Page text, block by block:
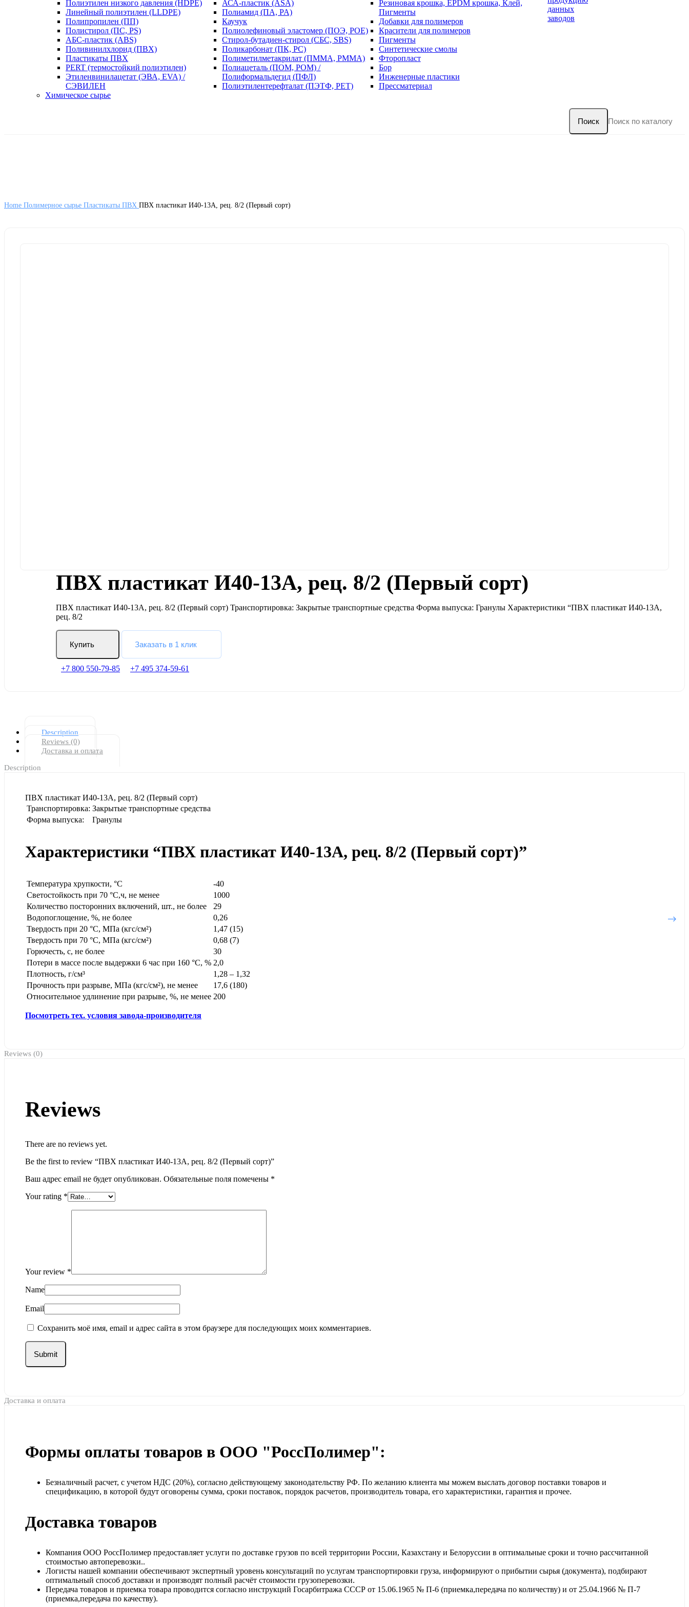
Полиэтилен низкого давления (HDPE)
Линейный полиэтилен (LLDPE)
Полипропилен (ПП)
Полистирол (ПС, PS)
АБС-пластик (ABS)
Поливинилхлорид (ПВХ)
Пластикаты ПВХ
PERT (термостойкий полиэтилен)
Этиленвинилацетат (ЭВА, EVA) /
СЭВИЛЕН
АСА-пластик (ASA)
Полиамид (ПА, PA)
Каучук
Полиолефиновый эластомер (ПОЭ, POE)
Стирол-бутадиен-стирол (СБС, SBS)
Поликарбонат (ПК, PC)
Полиметилметакрилат (ПММА, PMMA)
Полиацеталь (ПОМ, POM) /
Полиформальдегид (ПФЛ)
Полиэтилентерефталат (ПЭТФ, PET)
Резиновая крошка, EPDM крошка, Клей,
Пигменты
Добавки для полимеров
Красители для полимеров
Пигменты
Синтетические смолы
Фторопласт
Бор
Инженерные пластики
Прессматериал
Химическое сырье
данных
заводов
Поиск
Home Полимерное сырье Пластикаты ПВХ ПВХ пластикат И40-13А, рец. 8/2 (Первый сорт)
ПВХ пластикат И40-13А, рец. 8/2 (Первый сорт)
ПВХ пластикат И40-13А, рец. 8/2 (Первый сорт) Транспортировка: Закрытые транспортные средства Форма выпуска: Гранулы Характеристики “ПВХ пластикат И40-13А,
рец. 8/2
Купить Заказать в 1 клик
+7 800 550-79-85 +7 495 374-59-61
Description
Reviews (0)
Доставка и оплата
Description
ПВХ пластикат И40-13А, рец. 8/2 (Первый сорт)
Транспортировка: Закрытые транспортные средства
Форма выпуска:
Гранулы
Характеристики “ПВХ пластикат И40-13А, рец. 8/2 (Первый сорт)”
Температура хрупкости, °С
-40
Светостойкость при 70 °С,ч, не менее
1000
Количество посторонних включений, шт., не более
29
Водопоглощение, %, не более
0,26
Твердость при 20 °С, МПа (кгс/см²)
1,47 (15)
Твердость при 70 °С, МПа (кгс/см²)
0,68 (7)
Горючесть, с, не более
30
Потери в массе после выдержки 6 час при 160 °С, % 2,0
Плотность, г/см³
1,28 – 1,32
Прочность при разрыве, МПа (кгс/см²), не менее
17,6 (180)
Относительное удлинение при разрыве, %, не менее 200
Посмотреть тех. условия завода-производителя
Reviews (0)
Reviews
There are no reviews yet.
Be the first to review “ПВХ пластикат И40-13А, рец. 8/2 (Первый сорт)”
Ваш адрес email не будет опубликован. Обязательные поля помечены *
Your rating *
Your review *
Name
Email
Сохранить моё имя, email и адрес сайта в этом браузере для последующих моих комментариев.
Доставка и оплата
Формы оплаты товаров в ООО "РоссПолимер":
Безналичный расчет, с учетом НДС (20%), согласно действующему законодательству РФ. По желанию клиента мы можем выслать договор поставки товаров и
спецификацию, в которой будут оговорены сумма, сроки поставок, порядок расчетов, производитель товара, его характеристики, гарантия и прочее.
Доставка товаров
Компания ООО РоссПолимер предоставляет услуги по доставке грузов по всей территории России, Казахстану и Белоруссии в оптимальные сроки и точно рассчитанной
стоимостью автоперевозки..
Логисты нашей компании обеспечивают экспертный уровень консультаций по услугам транспортировки груза, информируют о прибытии сырья (документа), подбирают
оптимальный способ доставки и производят полный расчёт стоимости грузоперевозки.
Передача товаров и приемка товара проводится согласно инструкций Госарбитража СССР от 15.06.1965 № П-6 (приемка,передача по количеству) и от 25.04.1966 № П-7
(приемка,передача по качеству).